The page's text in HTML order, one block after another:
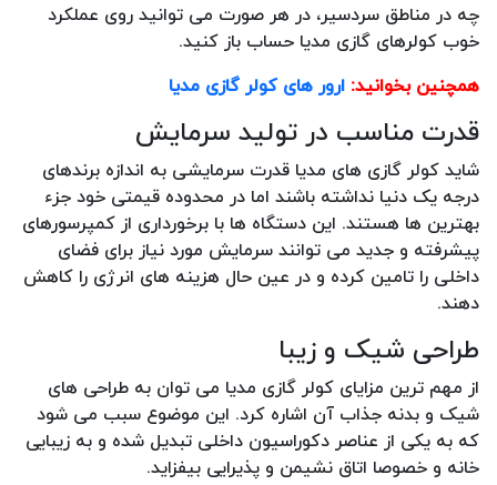
چه در مناطق سردسیر، در هر صورت می توانید روی عملکرد
خوب کولرهای گازی مدیا حساب باز کنید.
همچنین بخوانید: ارور های کولر گازی مدیا
قدرت مناسب در تولید سرمایش
شاید کولر گازی های مدیا قدرت سرمایشی به اندازه برندهای
درجه یک دنیا نداشته باشند اما در محدوده قیمتی خود جزء
بهترین ها هستند. این دستگاه ها با برخورداری از کمپرسورهای
پیشرفته و جدید می توانند سرمایش مورد نیاز برای فضای
داخلی را تامین کرده و در عین حال هزینه های انرژی را کاهش
دهند.
طراحی شیک و زیبا
از مهم ترین مزایای کولر گازی مدیا می توان به طراحی های
شیک و بدنه جذاب آن اشاره کرد. این موضوع سبب می شود
که به یکی از عناصر دکوراسیون داخلی تبدیل شده و به زیبایی
خانه و خصوصا اتاق نشیمن و پذیرایی بیفزاید.